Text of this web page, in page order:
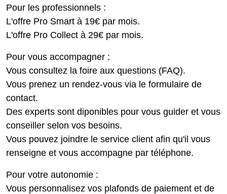
Pour les professionnels :
L'offre Pro Smart à 19€ par mois.
L'offre Pro Collect à 29€ par mois.
Pour vous accompagner :
Vous consultez la foire aux questions (FAQ).
Vous prenez un rendez-vous via le formulaire de
contact.
Des experts sont diponibles pour vous guider et vous
conseiller selon vos besoins.
Vous pouvez joindre le service client afin qu'il vous
renseigne et vous accompagne par téléphone.
Pour votre autonomie :
Vous personnalisez vos plafonds de paiement et de